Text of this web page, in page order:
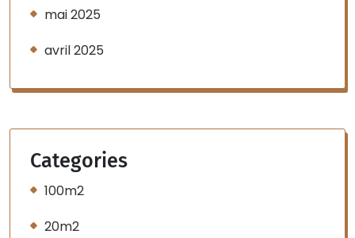
mai 2025
avril 2025
Categories
100m2
20m2